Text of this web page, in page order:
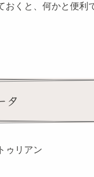
おくと、何かと便
タ
ゥリアン